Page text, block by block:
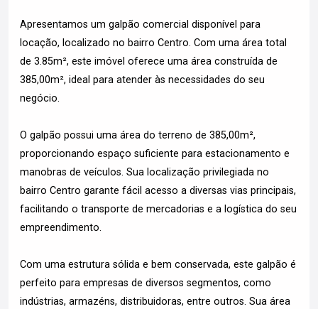
Apresentamos um galpão comercial disponível para
locação, localizado no bairro Centro. Com uma área total
de 3.85m², este imóvel oferece uma área construída de
385,00m², ideal para atender às necessidades do seu
negócio.
O galpão possui uma área do terreno de 385,00m²,
proporcionando espaço suficiente para estacionamento e
manobras de veículos. Sua localização privilegiada no
bairro Centro garante fácil acesso a diversas vias principais,
facilitando o transporte de mercadorias e a logística do seu
empreendimento.
Com uma estrutura sólida e bem conservada, este galpão é
perfeito para empresas de diversos segmentos, como
indústrias, armazéns, distribuidoras, entre outros. Sua área